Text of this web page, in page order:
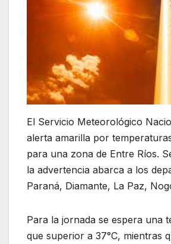
El Servicio Meteorológico
alerta amarilla por
para una zona de Entre Ríos.
la advertencia abarca a los
Paraná, Diamante, La Paz,
Para la jornada se espera una
que superior a 37°C, mientras